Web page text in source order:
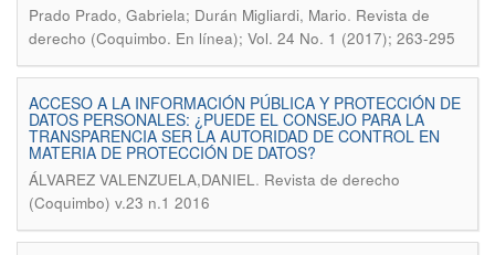
Prado Prado, Gabriela; Durán Migliardi, Mario. Revista de
derecho (Coquimbo. En línea); Vol. 24 No. 1 (2017); 263-295
ACCESO A LA INFORMACIÓN PÚBLICA Y PROTECCIÓN DE
DATOS PERSONALES: ¿PUEDE EL CONSEJO PARA LA
TRANSPARENCIA SER LA AUTORIDAD DE CONTROL EN
MATERIA DE PROTECCIÓN DE DATOS?
ÁLVAREZ VALENZUELA,DANIEL. Revista de derecho
(Coquimbo) v.23 n.1 2016